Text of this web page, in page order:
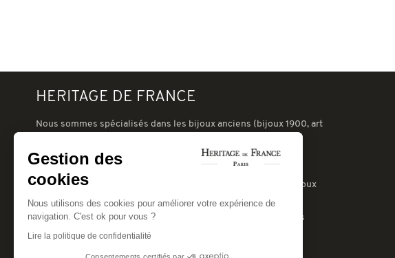
HERITAGE DE FRANCE
Nous sommes spécialisés dans les bijoux anciens (bijoux 1900, art
nouveau, art-déco 1930, tank 1940 ou postérieur) et les bijoux
signés d'occasion (Cartier, VCA, Boucheron, Chaumet, etc.).
Champ de Mars, peut vous recevoir pour des expertises de bijoux
anciens.
Nous pouvons aussi réparer ou transformer vos bijoux anciens
pour leur donner une seconde vie...
Gestion des
cookies
Nous utilisons des cookies pour améliorer votre expérience de
navigation. C'est ok pour vous ?
Lire la politique de confidentialité
Consentements certifiés par